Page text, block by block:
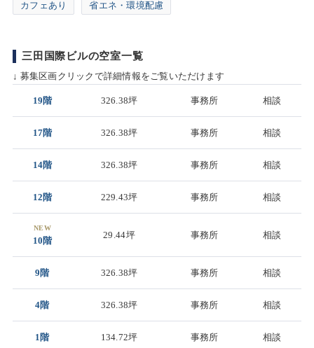
カフェあり 省エネ・環境配慮
三田国際ビルの空室一覧
↓ 募集区画クリックで詳細情報をご覧いただけます
19階 326.38坪 事務所 相談
17階 326.38坪 事務所 相談
14階 326.38坪 事務所 相談
12階 229.43坪 事務所 相談
NEW
10階
29.44坪 事務所 相談
9階 326.38坪 事務所 相談
4階 326.38坪 事務所 相談
1階 134.72坪 事務所 相談